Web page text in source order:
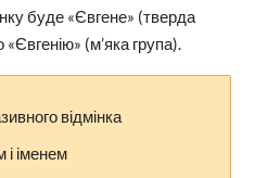
буде «Євгене» (тверда
(м’яка група).
відмінка
іменем